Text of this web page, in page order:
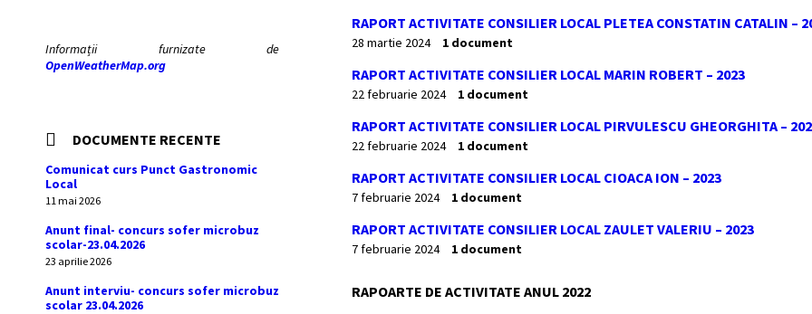
RAPORT ACTIVITATE CONSILIER LOCAL PLETEA CONSTATIN CATALIN –
28 martie 2024 1 document
RAPORT ACTIVITATE CONSILIER LOCAL MARIN ROBERT – 2023
22 februarie 2024 1 document
RAPORT ACTIVITATE CONSILIER LOCAL PIRVULESCU GHEORGHITA –
22 februarie 2024 1 document
RAPORT ACTIVITATE CONSILIER LOCAL CIOACA ION – 2023
7 februarie 2024 1 document
RAPORT ACTIVITATE CONSILIER LOCAL ZAULET VALERIU – 2023
7 februarie 2024 1 document
RAPOARTE DE ACTIVITATE ANUL 2022
Informații furnizate de
OpenWeatherMap.org
DOCUMENTE RECENTE
Comunicat curs Punct Gastronomic
Local
11 mai 2026
Anunt final- concurs sofer microbuz
scolar-23.04.2026
23 aprilie 2026
Anunt interviu- concurs sofer microbuz
scolar 23.04.2026